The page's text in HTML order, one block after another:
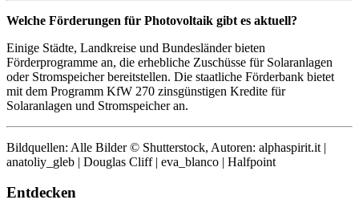
Welche Förderungen für Photovoltaik gibt es aktuell?
Einige Städte, Landkreise und Bundesländer bieten
Förderprogramme an, die erhebliche Zuschüsse für Solaranlagen
oder Stromspeicher bereitstellen. Die staatliche Förderbank bietet
mit dem Programm KfW 270 zinsgünstigen Kredite für
Solaranlagen und Stromspeicher an.
Bildquellen: Alle Bilder © Shutterstock, Autoren: alphaspirit.it |
anatoliy_gleb | Douglas Cliff | eva_blanco | Halfpoint
Entdecken